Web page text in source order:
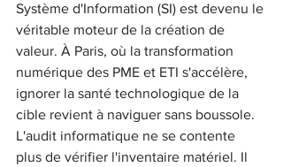
Système d'Information (SI) est devenu le
véritable moteur de la création de
valeur. À Paris, où la transformation
numérique des PME et ETI s'accélère,
ignorer la santé technologique de la
cible revient à naviguer sans boussole.
L'audit informatique ne se contente
plus de vérifier l'inventaire matériel. Il